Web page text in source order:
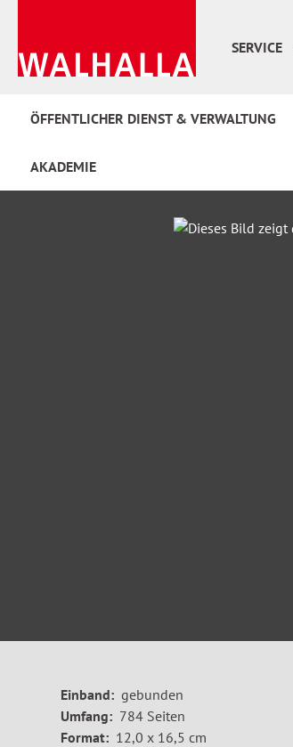
SERVICE
ÖFFENTLICHER DIENST & VERWALTUNG
AKADEMIE
Bildergalerie überspringen
Einband: gebunden
Umfang: 784 Seiten
Format: 12,0 x 16,5 cm